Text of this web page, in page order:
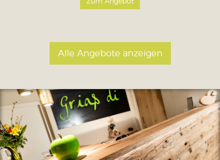
Alle Angebote anzeigen